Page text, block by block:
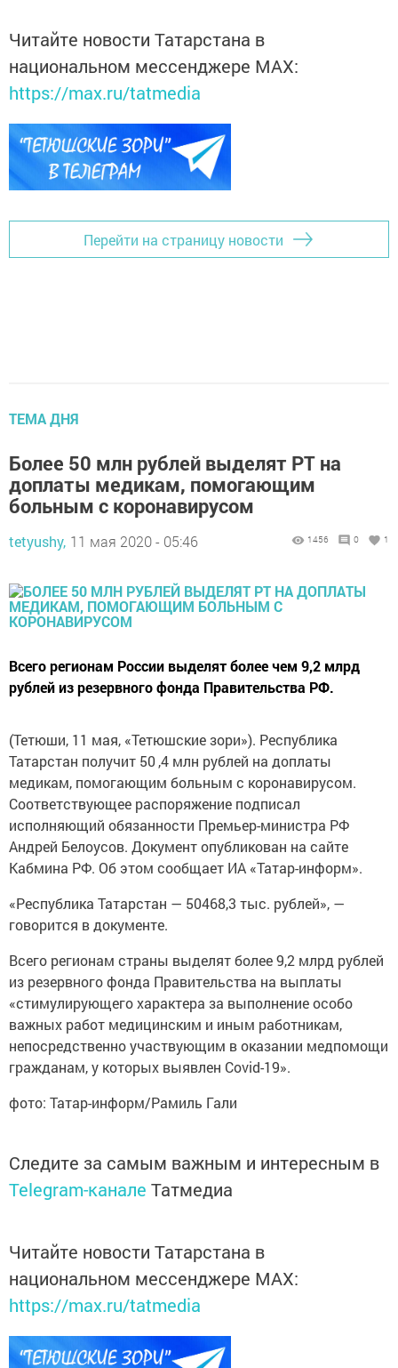
Читайте новости Татарстана в
национальном мессенджере MАХ:
https://max.ru/tatmedia
Перейти на страницу новости
ТЕМА ДНЯ
Более 50 млн рублей выделят РТ на
доплаты медикам, помогающим
больным с коронавирусом
tetyushy, 11 мая 2020 - 05:46 1456 0 1
Всего регионам России выделят более чем 9,2 млрд
рублей из резервного фонда Правительства РФ.
(Тетюши, 11 мая, «Тетюшские зори»). Республика
Татарстан получит 50 ,4 млн рублей на доплаты
медикам, помогающим больным с коронавирусом.
Соответствующее распоряжение подписал
исполняющий обязанности Премьер-министра РФ
Андрей Белоусов. Документ опубликован на сайте
Кабмина РФ. Об этом сообщает ИА «Татар-информ».
«Республика Татарстан — 50468,3 тыс. рублей», —
говорится в документе.
Всего регионам страны выделят более 9,2 млрд рублей
из резервного фонда Правительства на выплаты
«стимулирующего характера за выполнение особо
важных работ медицинским и иным работникам,
непосредственно участвующим в оказании медпомощи
гражданам, у которых выявлен Covid-19».
фото: Татар-информ/Рамиль Гали
Следите за самым важным и интересным в
Telegram-канале Татмедиа
Читайте новости Татарстана в
национальном мессенджере MАХ:
https://max.ru/tatmedia